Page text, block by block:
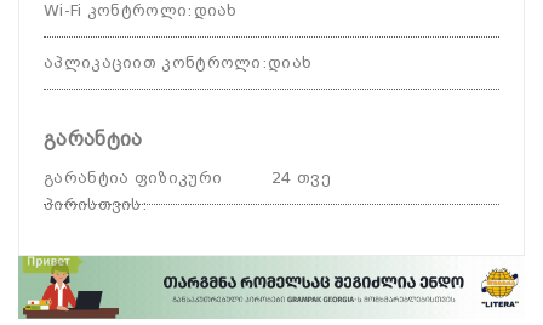
Wi-Fi კონტროლი: დიახ
აპლიკაციით კონტროლი : დიახ
გარანტია
გარანტია ფიზიკური
პირისთვის:
24 თვე